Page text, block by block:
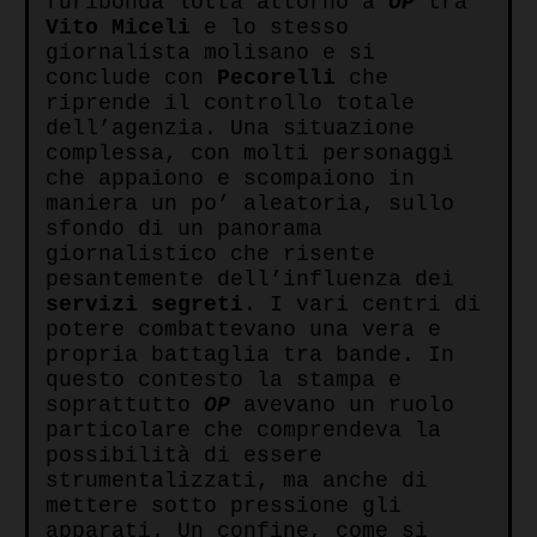
Vito Miceli e lo stesso
giornalista molisano e si
conclude con Pecorelli che
riprende il controllo totale
dell’agenzia. Una situazione
complessa, con molti personaggi
che appaiono e scompaiono in
maniera un po’ aleatoria, sullo
sfondo di un panorama
giornalistico che risente
pesantemente dell’influenza dei
servizi segreti . I vari centri di
potere combattevano una vera e
propria battaglia tra bande. In
questo contesto la stampa e
soprattutto OP avevano un ruolo
particolare che comprendeva la
possibilità di essere
strumentalizzati, ma anche di
mettere sotto pressione gli
apparati. Un confine, come si